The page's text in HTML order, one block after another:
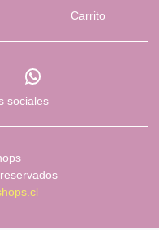
Carrito
sociales